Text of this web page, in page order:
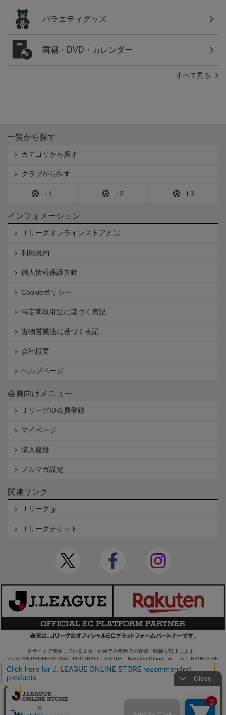
バラエティグッズ
書籍・DVD・カレンダー
すべて見る
一覧から探す
カテゴリから探す
クラブから探す
Ｊ1 Ｊ2 Ｊ3
インフォメーション
Ｊリーグオンラインストアとは
利用規約
個人情報保護方針
Cookieポリシー
特定商取引法に基づく表記
古物営業法に基づく表記
会社概要
ヘルプページ
会員向けメニュー
ＪリーグID会員登録
マイページ
購入履歴
メルマガ設定
関連リンク
Ｊリーグ.jp
Ｊリーグチケット
本サイトで使用している文章・画像等の無断での複製・転載を禁止します。
© JAPAN PROFESSIONAL FOOTBALL LEAGUE Rakuten Group, Inc. ALL RIGHTS RE
SERVED.